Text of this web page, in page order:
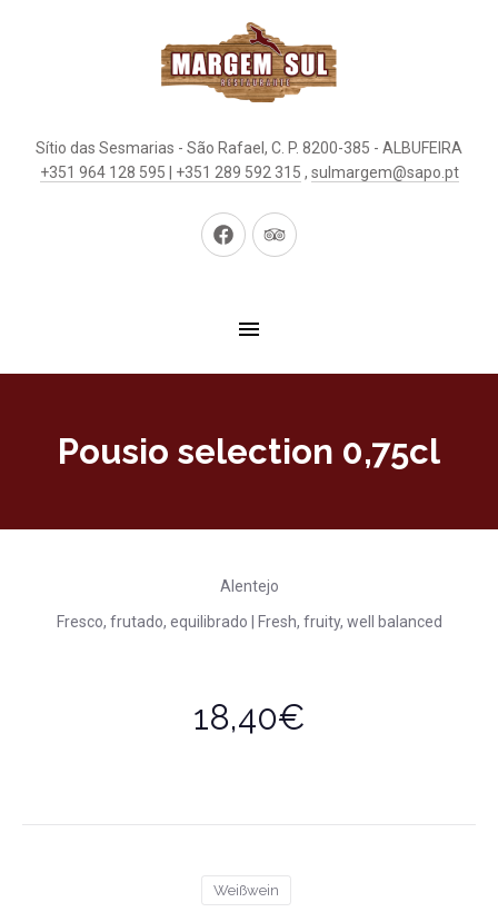
Sítio das Sesmarias - São Rafael, C. P. 8200-385 - ALBUFEIRA
+351 964 128 595 | +351 289 592 315 , sulmargem@sapo.pt
Neues Neues
Pousio selection 0,75cl
Alentejo
Fresco, frutado, equilibrado | Fresh, fruity, well balanced
18,40€
Weißwein